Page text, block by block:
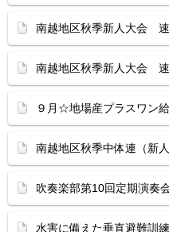
南越地区秋季新人大会
南越地区秋季新人大会
９月☆地場産プラスワン
南越地区秋季中体連（新
吹奏楽部第10回定期演奏
水害に備えた垂直避難訓練